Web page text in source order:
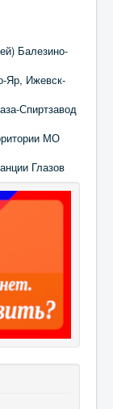
Балезино-
Яр, Ижевск-
Спиртзавод
МО
Глазов